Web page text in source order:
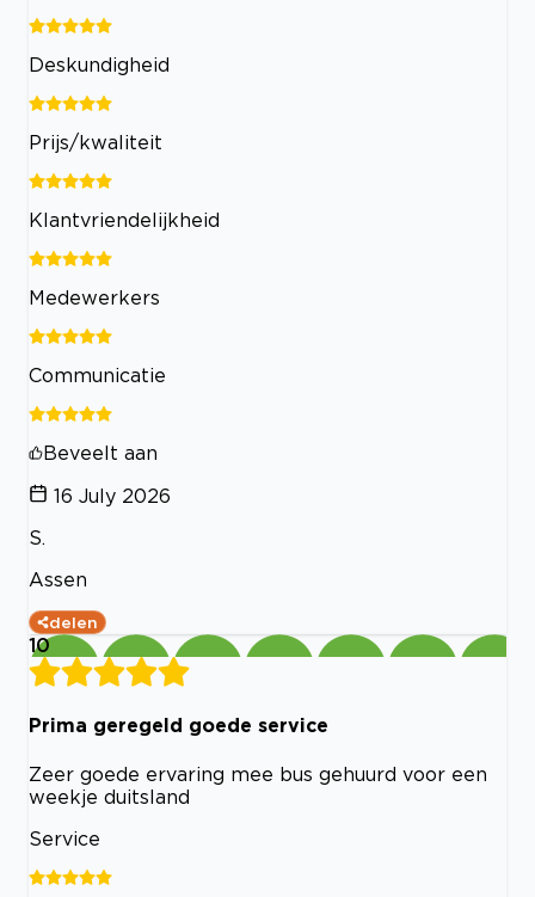
Deskundigheid
Prijs/kwaliteit
Klantvriendelijkheid
Medewerkers
Communicatie
Beveelt aan
16 July 2026
S.
Assen
delen
10
Prima geregeld goede service
Zeer goede ervaring mee bus gehuurd voor een
weekje duitsland
Service